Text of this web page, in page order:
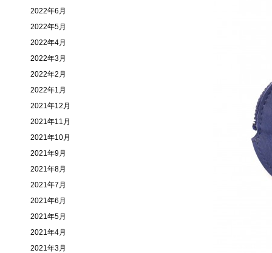
2022年6月
2022年5月
2022年4月
2022年3月
2022年2月
2022年1月
2021年12月
2021年11月
2021年10月
2021年9月
2021年8月
2021年7月
2021年6月
2021年5月
2021年4月
2021年3月